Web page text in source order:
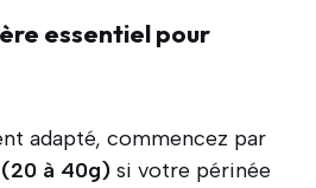
essentiel pour
adapté, commencez par
(20 à 40g) si votre périnée